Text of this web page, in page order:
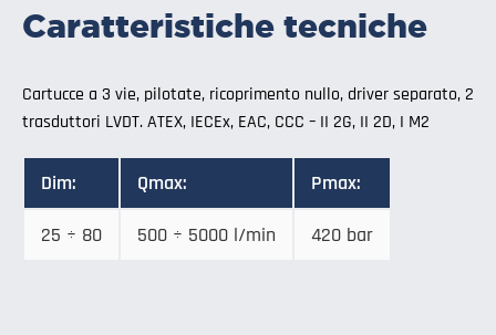
Caratteristiche tecniche
Cartucce a 3 vie, pilotate, ricoprimento nullo, driver separato, 2
trasduttori LVDT. ATEX, IECEx, EAC, CCC – II 2G, II 2D, I M2
Dim: Qmax: Pmax:
25 ÷ 80 500 ÷ 5000 l/min 420 bar